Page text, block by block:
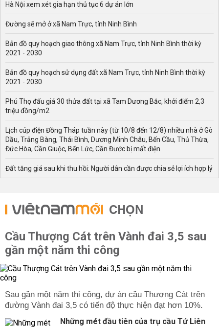
Hà Nội xem xét gia hạn thủ tục 6 dự án lớn
Đường sẽ mở ở xã Nam Trực, tỉnh Ninh Bình
Bản đồ quy hoạch giao thông xã Nam Trực, tỉnh Ninh Bình thời kỳ
2021 - 2030
Bản đồ quy hoạch sử dụng đất xã Nam Trực, tỉnh Ninh Bình thời kỳ
2021 - 2030
Phú Thọ đấu giá 30 thửa đất tại xã Tam Dương Bắc, khởi điểm 2,3
triệu đồng/m2
Lịch cúp điện Đồng Tháp tuần này (từ 10/8 đến 12/8) nhiều nhà ở Gò
Dầu, Trảng Bàng, Thái Bình, Dương Minh Châu, Bến Cầu, Thủ Thừa,
Đức Hòa, Cần Giuộc, Bến Lức, Cần Đước bị mất điện
Đất tăng giá sau khi thu hồi: Người dân cần được chia sẻ lợi ích hợp lý
CHỌN
Cầu Thượng Cát trên Vành đai 3,5 sau
gần một năm thi công
Sau gần một năm thi công, dự án cầu Thượng Cát trên
đường Vành đai 3,5 có tiến độ thực hiện đạt hơn 10%.
Những mét đầu tiên của trụ cầu Tứ Liên